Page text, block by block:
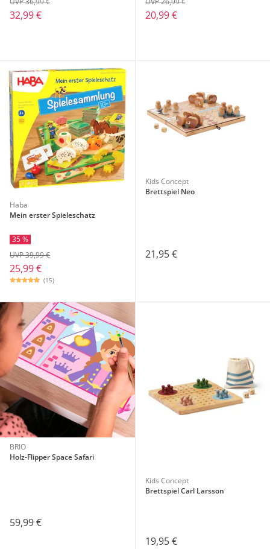
32,99 € 20,99 €
Haba
Mein erster Spieleschatz
35 %
25,99 €
UVP 39,99 €
(15)
Kids Concept
Brettspiel Neo
21,95 €
BRIO
Holz-Flipper Space Safari
59,99 €
Kids Concept
Brettspiel Carl Larsson
19,95 €